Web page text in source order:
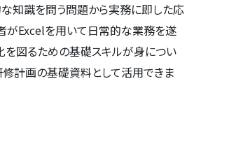
知識を問う問題から実務に即した応
がExcelを用いて日常的な業務を遂
を図るための基礎スキルが身につい
計画の基礎資料として活用できま